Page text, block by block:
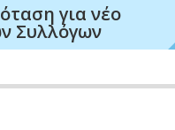
για νέο
Συλλόγων